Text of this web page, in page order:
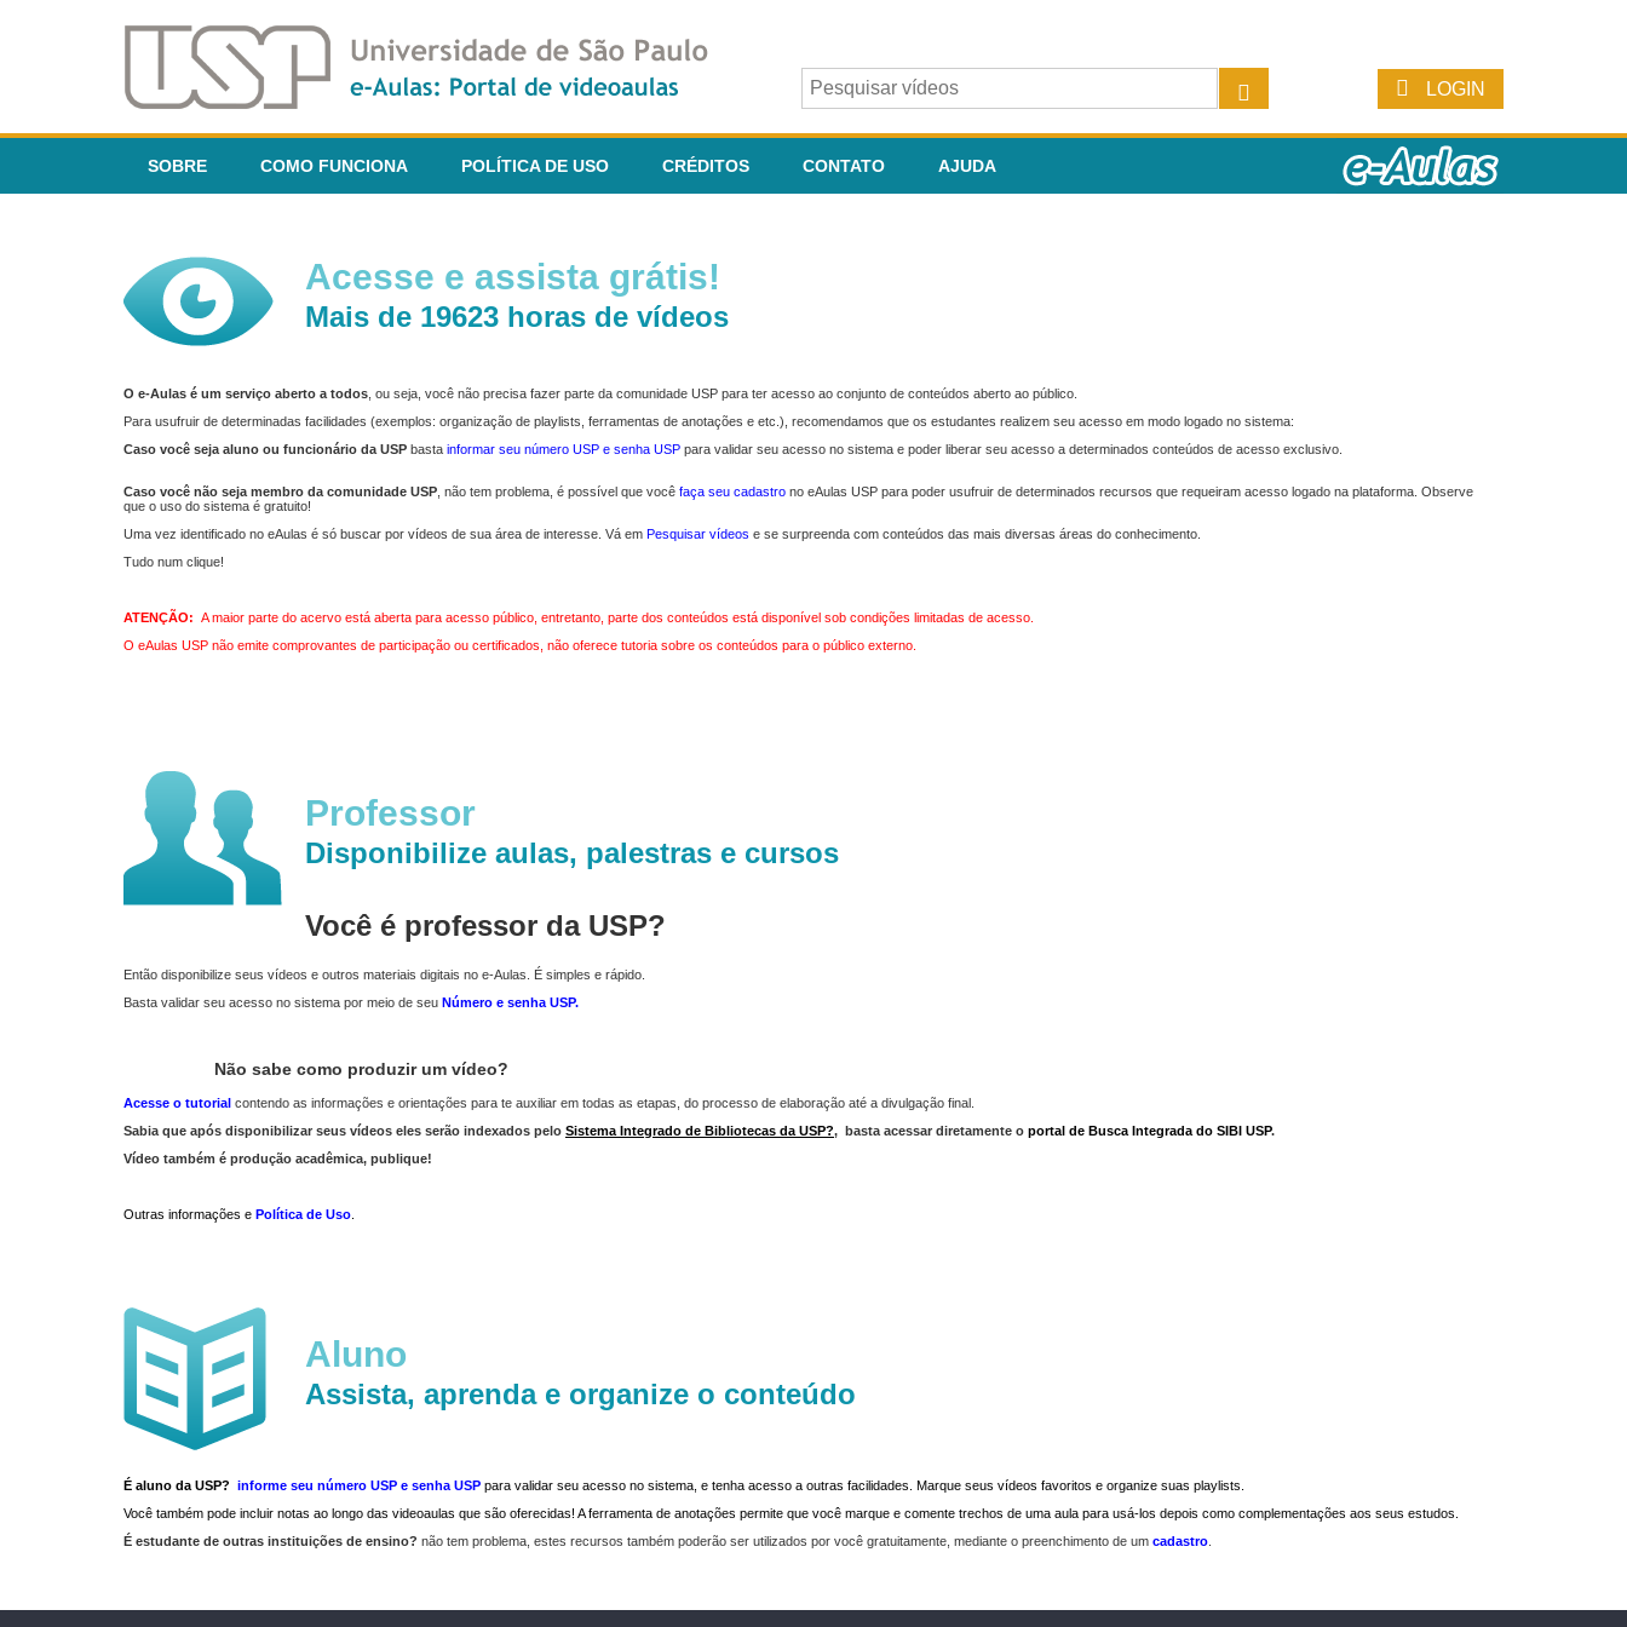
LOGIN
SOBRE COMO FUNCIONA POLÍTICA DE USO CRÉDITOS CONTATO AJUDA
Acesse e assista grátis!
Mais de 19623 horas de vídeos
O e-Aulas é um serviço aberto a todos , ou seja, você não precisa fazer parte da comunidade USP para ter acesso ao conjunto de conteúdos aberto ao público.
Para usufruir de determinadas facilidades (exemplos: organização de playlists, ferramentas de anotações e etc.), recomendamos que os estudantes realizem seu acesso em modo logado no sistema:
Caso você seja aluno ou funcionário da USP basta informar seu número USP e senha USP para validar seu acesso no sistema e poder liberar seu acesso a determinados conteúdos de acesso exclusivo.
Caso você não seja membro da comunidade USP , não tem problema, é possível que você faça seu cadastro no eAulas USP para poder usufruir de determinados recursos que requeiram acesso logado na plataforma. Observe
que o uso do sistema é gratuito!
Uma vez identificado no eAulas é só buscar por vídeos de sua área de interesse. Vá em Pesquisar vídeos e se surpreenda com conteúdos das mais diversas áreas do conhecimento.
Tudo num clique!
ATENÇÃO: A maior parte do acervo está aberta para acesso público, entretanto, parte dos conteúdos está disponível sob condições limitadas de acesso.
O eAulas USP não emite comprovantes de participação ou certificados, não oferece tutoria sobre os conteúdos para o público externo.
Professor
Disponibilize aulas, palestras e cursos
Você é professor da USP?
Então disponibilize seus vídeos e outros materiais digitais no e-Aulas. É simples e rápido.
Basta validar seu acesso no sistema por meio de seu Número e senha USP.
Não sabe como produzir um vídeo?
Acesse o tutorial contendo as informações e orientações para te auxiliar em todas as etapas, do processo de elaboração até a divulgação final.
Sabia que após disponibilizar seus vídeos eles serão indexados pelo Sistema Integrado de Bibliotecas da USP?, basta acessar diretamente o portal de Busca Integrada do SIBI USP.
Vídeo também é produção acadêmica, publique!
Outras informações e Política de Uso
Aluno
Assista, aprenda e organize o conteúdo
É aluno da USP? informe seu número USP e senha USP para validar seu acesso no sistema, e tenha acesso a outras facilidades. Marque seus vídeos favoritos e organize suas playlists.
Você também pode incluir notas ao longo das videoaulas que são oferecidas! A ferramenta de anotações permite que você marque e comente trechos de uma aula para usá-los depois como complementações aos seus estudos.
É estudante de outras instituições de ensino? não tem problema, estes recursos também poderão ser utilizados por você gratuitamente, mediante o preenchimento de um cadastro